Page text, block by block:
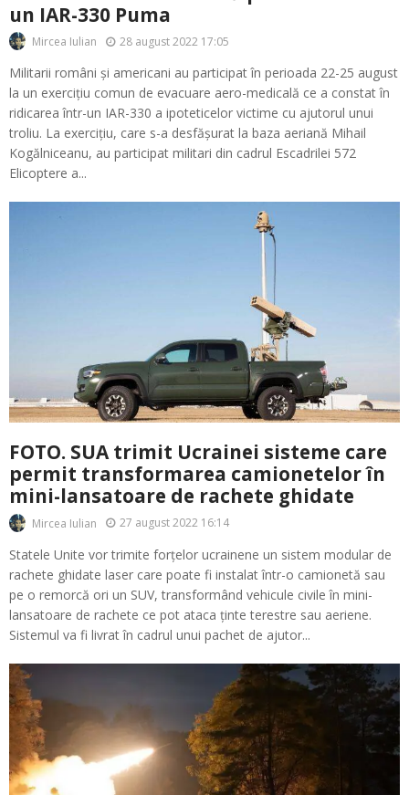
un IAR-330 Puma
Mircea Iulian 28 august 2022 17:05
Militarii români și americani au participat în perioada 22-25 august
la un exercițiu comun de evacuare aero-medicală ce a constat în
ridicarea într-un IAR-330 a ipoteticelor victime cu ajutorul unui
troliu. La exercițiu, care s-a desfășurat la baza aeriană Mihail
Kogălniceanu, au participat militari din cadrul Escadrilei 572
Elicoptere a...
FOTO. SUA trimit Ucrainei sisteme care
permit transformarea camionetelor în
mini-lansatoare de rachete ghidate
Mircea Iulian 27 august 2022 16:14
Statele Unite vor trimite forțelor ucrainene un sistem modular de
rachete ghidate laser care poate fi instalat într-o camionetă sau
pe o remorcă ori un SUV, transformând vehicule civile în mini-
lansatoare de rachete ce pot ataca ținte terestre sau aeriene.
Sistemul va fi livrat în cadrul unui pachet de ajutor...